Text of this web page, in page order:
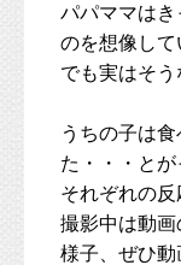
パパママは
のを想像して
でも実はそう
うちの子は
た・・・とが
それぞれの反
撮影中は動
様子、ぜひ